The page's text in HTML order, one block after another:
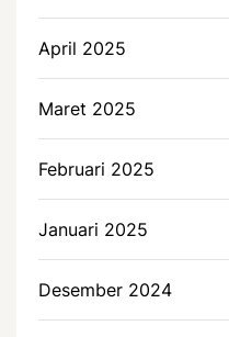
April 2025
Maret 2025
Februari 2025
Januari 2025
Desember 2024